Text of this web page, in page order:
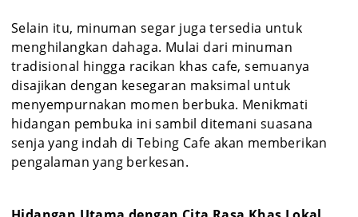
Selain itu, minuman segar juga tersedia untuk
menghilangkan dahaga. Mulai dari minuman
tradisional hingga racikan khas cafe, semuanya
disajikan dengan kesegaran maksimal untuk
menyempurnakan momen berbuka. Menikmati
hidangan pembuka ini sambil ditemani suasana
senja yang indah di Tebing Cafe akan memberikan
pengalaman yang berkesan.